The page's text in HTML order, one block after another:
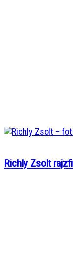
Richly Zsolt